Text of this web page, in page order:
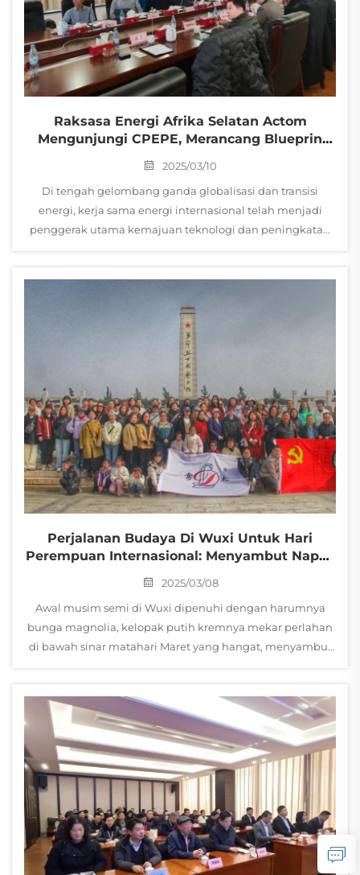
Raksasa Energi Afrika Selatan Actom
Mengunjungi CPEPE, Merancang Blueprin
Transmisi Dan Distribusi Tenaga Listrik
Tegangan Tinggi
2025/03/10
Di tengah gelombang ganda globalisasi dan transisi
energi, kerja sama energi internasional telah menjadi
penggerak utama kemajuan teknologi dan peningkatan
Perjalanan Budaya Di Wuxi Untuk Hari
Perempuan Internasional: Menyambut Napas
Yang Bermekaran
2025/03/08
Awal musim semi di Wuxi dipenuhi dengan harumnya
bunga magnolia, kelopak putih kremnya mekar perlahan
di bawah sinar matahari Maret yang hangat, menyambut
perempuan...